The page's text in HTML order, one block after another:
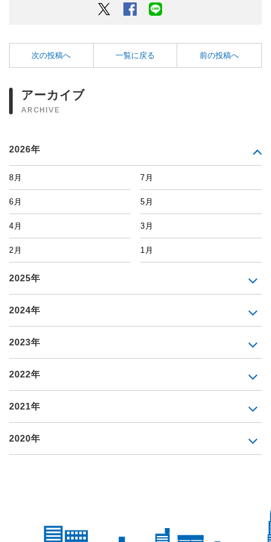
Twitter Facebook
次の投稿へ 一覧に戻る 前の投稿へ
アーカイブ
ARCHIVE
2026年
8月 7月
6月 5月
4月 3月
2月 1月
2025年
2024年
2023年
2022年
2021年
2020年